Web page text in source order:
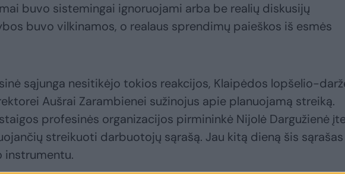
buvo sistemingai ignoruojami arba be realių diskusijų
buvo vilkinamos, o realaus sprendimų paieškos iš esmės
sąjunga nesitikėjo tokios reakcijos, Klaipėdos lopšelio-
Aušrai Zarambienei sužinojus apie planuojamą streiką.
profesinės organizacijos pirmininkė Nijolė Dargužienė
streikuoti darbuotojų sąrašą. Jau kitą dieną šis sąrašas